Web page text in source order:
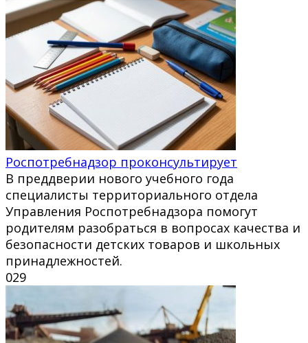
Роспотребнадзор проконсультирует
В преддверии нового учебного года
специалисты территориального отдела
Управления Роспотребнадзора помогут
родителям разобраться в вопросах качества и
безопасности детских товаров и школьных
принадлежностей.
029